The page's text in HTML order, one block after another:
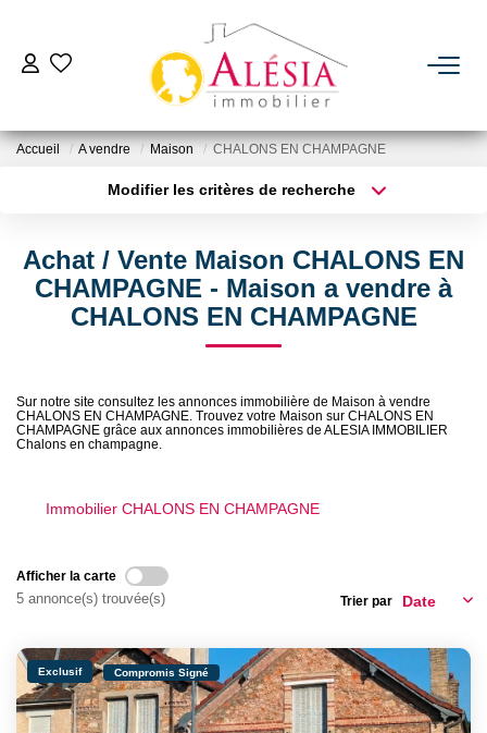
ACHETER
ESTIMER
Qui Sommes Nous
CONTACT
Accueil A vendre Maison CHALONS EN CHAMPAGNE
Modifier les critères de recherche
Sélectionnez...
Type de bien
Surface min
Achat / Vente Maison CHALONS EN
CHAMPAGNE - Maison a vendre à
CHALONS EN CHAMPAGNE
Sur notre site consultez les annonces immobilière de Maison à vendre
CHALONS EN CHAMPAGNE. Trouvez votre Maison sur CHALONS EN
CHAMPAGNE grâce aux annonces immobilières de ALESIA IMMOBILIER
Chalons en champagne.
Immobilier CHALONS EN CHAMPAGNE
Afficher la carte
5 annonce(s) trouvée(s) Trier par
Exclusif Compromis Signé